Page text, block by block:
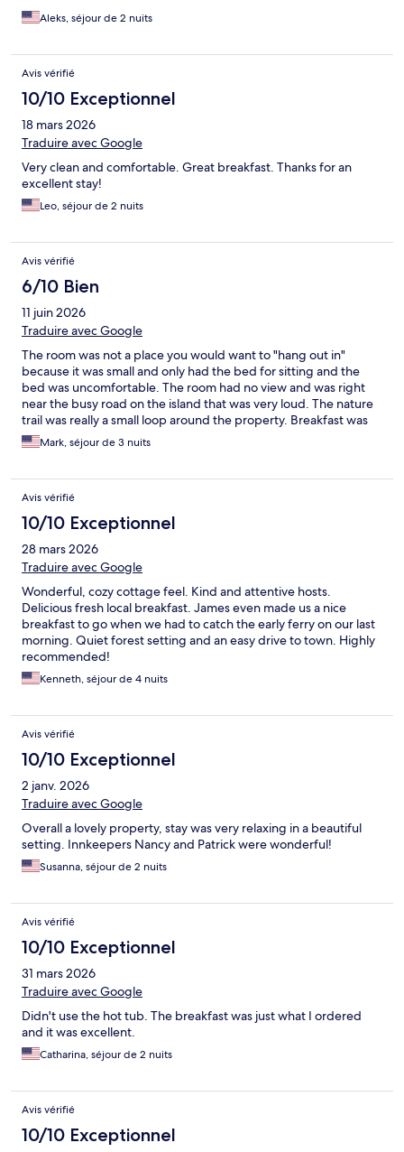
Aleks, séjour de 2 nuits
Avis vérifié
10/10 Exceptionnel
18 mars 2026
Traduire avec Google
Very clean and comfortable. Great breakfast. Thanks for an
excellent stay!
Leo, séjour de 2 nuits
Avis vérifié
6/10 Bien
11 juin 2026
Traduire avec Google
The room was not a place you would want to "hang out in"
because it was small and only had the bed for sitting and the
bed was uncomfortable. The room had no view and was right
near the busy road on the island that was very loud. The nature
trail was really a small loop around the property. Breakfast was
nice but it was only served at 9:00 am. Given the price, we
expected more.
Mark, séjour de 3 nuits
Avis vérifié
10/10 Exceptionnel
28 mars 2026
Traduire avec Google
Wonderful, cozy cottage feel. Kind and attentive hosts.
Delicious fresh local breakfast. James even made us a nice
breakfast to go when we had to catch the early ferry on our last
morning. Quiet forest setting and an easy drive to town. Highly
recommended!
Kenneth, séjour de 4 nuits
Avis vérifié
10/10 Exceptionnel
2 janv. 2026
Traduire avec Google
Overall a lovely property, stay was very relaxing in a beautiful
setting. Innkeepers Nancy and Patrick were wonderful!
Susanna, séjour de 2 nuits
Avis vérifié
10/10 Exceptionnel
31 mars 2026
Traduire avec Google
Didn't use the hot tub. The breakfast was just what I ordered
and it was excellent.
Catharina, séjour de 2 nuits
Avis vérifié
10/10 Exceptionnel